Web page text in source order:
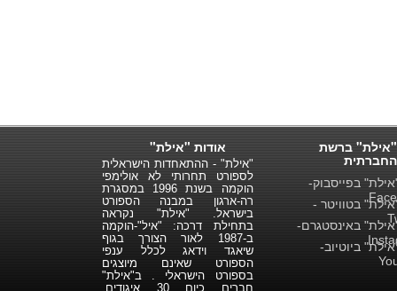
אודות "אילת"
"אילת" - ההתאחדות הישראלית
לספורט תחרותי לא אולימפי
הוקמה בשנת 1996 במסגרת
רה-ארגון במבנה הספורט
בישראל. "אילת" נקראה
בתחילת דרכה: "איל"-הוקמה
ב-1987 לאור הצורך בגוף
שיאגד וידאג לכלל ענפי
הספורט שאינם מיוצגים
בספורט הישראלי . ב"אילת"
חברים כיום 30 איגודים,
"אילת" ברשת
החברתית
בפייסבוק-
בטוויטר -
באינסטגרם-
ביוטיוב-